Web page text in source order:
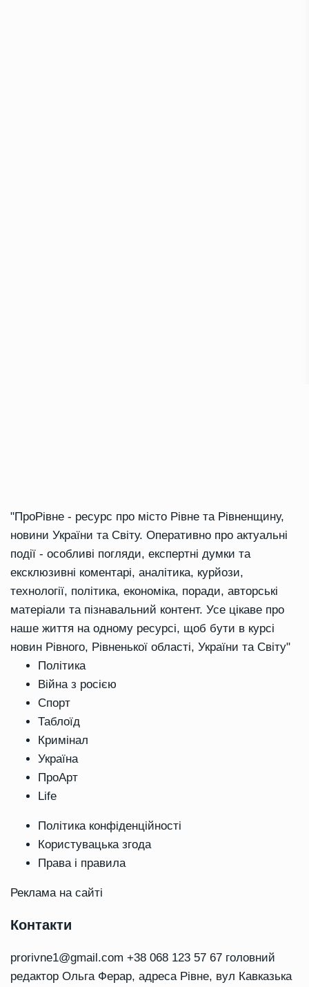
"ПроРівне - ресурс про місто Рівне та Рівненщину,
новини України та Світу. Оперативно про актуальні
події - особливі погляди, експертні думки та
ексклюзивні коментарі, аналітика, курйози,
технології, політика, економіка, поради, авторські
матеріали та пізнавальний контент. Усе цікаве про
наше життя на одному ресурсі, щоб бути в курсі
новин Рівного, Рівненької області, України та Світу"
Політика
Війна з росією
Спорт
Таблоїд
Кримінал
Україна
ПроАрт
Life
Політика конфіденційності
Користувацька згода
Права і правила
Реклама на сайті
Контакти
prorivne1@gmail.com +38 068 123 57 67 головний
редактор Ольга Ферар, адреса Рівне, вул Кавказька